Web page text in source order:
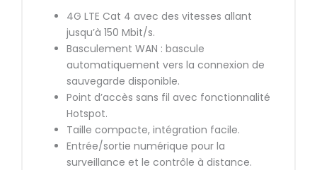
4G LTE Cat 4 avec des vitesses allant
jusqu’à 150 Mbit/s.
Basculement WAN : bascule
automatiquement vers la connexion de
sauvegarde disponible.
Point d’accès sans fil avec fonctionnalité
Hotspot.
Taille compacte, intégration facile.
Entrée/sortie numérique pour la
surveillance et le contrôle à distance.